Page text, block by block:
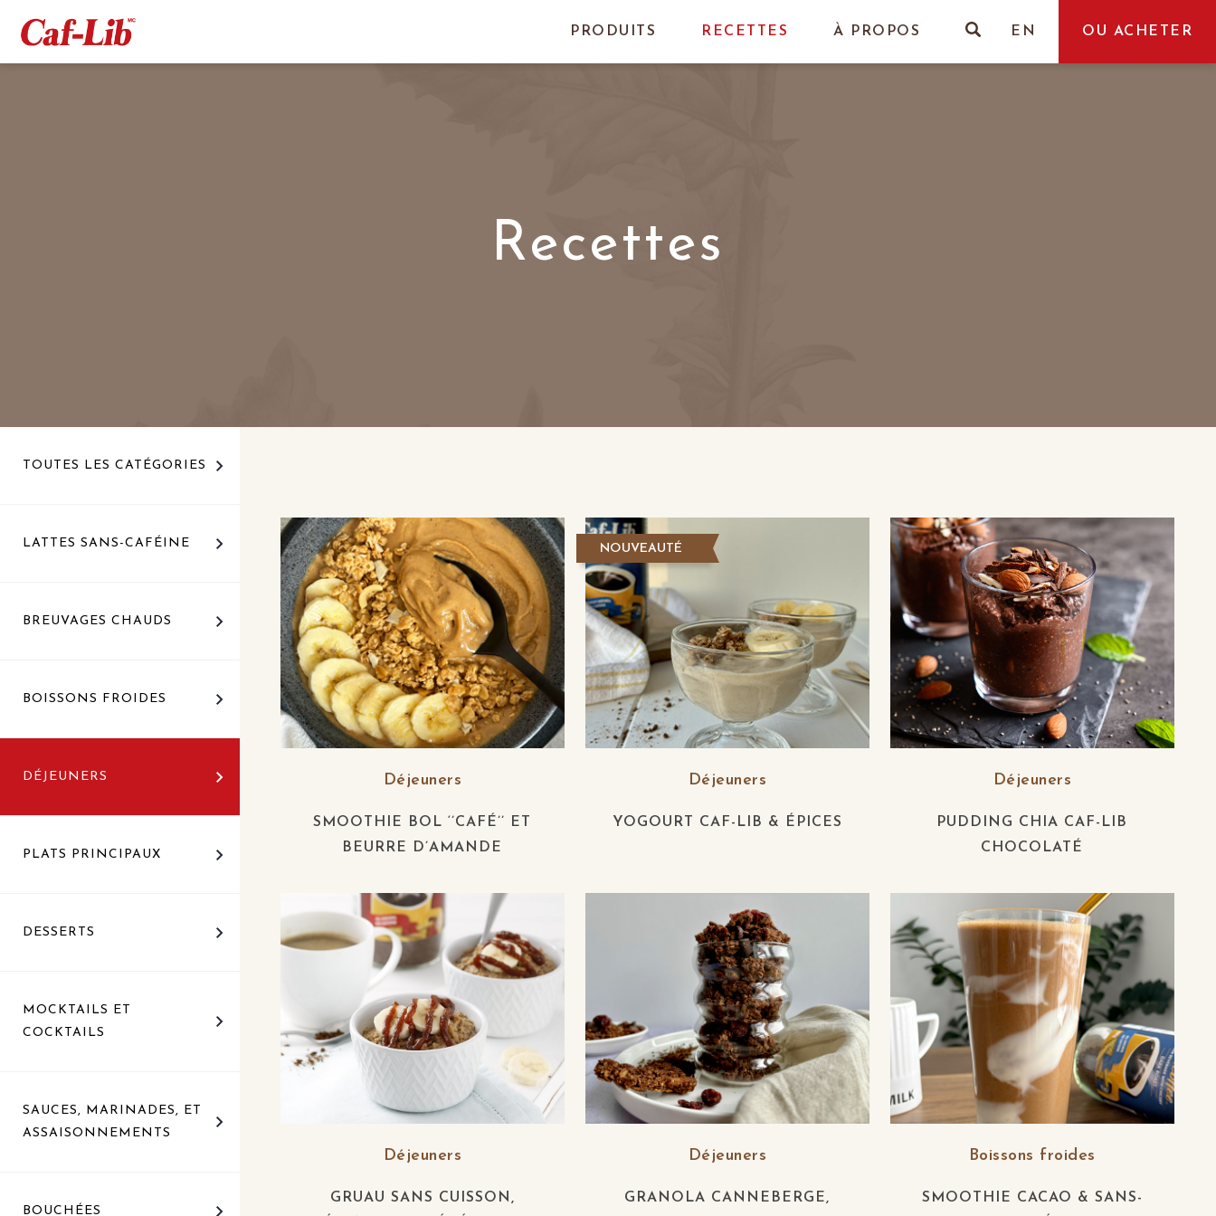
PRODUITS RECETTES À PROPOS EN OU ACHETER
Recettes
TOUTES LES CATÉGORIES
LATTES SANS-CAFÉINE
BREUVAGES CHAUDS
BOISSONS FROIDES
DÉJEUNERS
PLATS PRINCIPAUX
DESSERTS
MOCKTAILS ET
COCKTAILS
SAUCES, MARINADES, ET
ASSAISONNEMENTS
BOUCHÉES
Déjeuners
SMOOTHIE BOL ‘’CAFÉ’’ ET
BEURRE D’AMANDE
NOUVEAUTÉ
Déjeuners
YOGOURT CAF-LIB & ÉPICES
Déjeuners
PUDDING CHIA CAF-LIB
CHOCOLATÉ
Déjeuners
GRUAU SANS CUISSON,
Déjeuners
GRANOLA CANNEBERGE,
Boissons froides
SMOOTHIE CACAO & SANS-